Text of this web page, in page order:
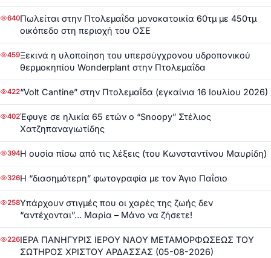
640Πωλείται στην Πτολεμαΐδα μονοκατοικία 60τμ με 450τμ
οικόπεδο στη περιοχή του ΟΣΕ
459Ξεκινά η υλοποίηση του υπερσύγχρονου υδροπονικού
θερμοκηπίου Wonderplant στην Πτολεμαΐδα
422“Volt Cantine” στην Πτολεμαΐδα (εγκαίνια 16 Ιουλίου 2026)
402Έφυγε σε ηλικία 65 ετών ο “Snoopy” Στέλιος
Χατζηπαναγιωτίδης
394Η ουσία πίσω από τις λέξεις (του Κωνσταντίνου Μαυρίδη)
326Η “διασημότερη” φωτογραφία με τον Άγιο Παΐσιο
258Υπάρχουν στιγμές που οι χαρές της ζωής δεν
“αντέχονται”… Μαρία – Μάνο να ζήσετε!
226ΙΕΡΑ ΠΑΝΗΓΥΡΙΣ ΙΕΡΟΥ ΝΑΟΥ ΜΕΤΑΜΟΡΦΩΣΕΩΣ ΤΟΥ
ΣΩΤΗΡΟΣ ΧΡΙΣΤΟΥ ΑΡΔΑΣΣΑΣ (05-08-2026)